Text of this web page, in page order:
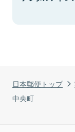
日本郵便トップ
中央町